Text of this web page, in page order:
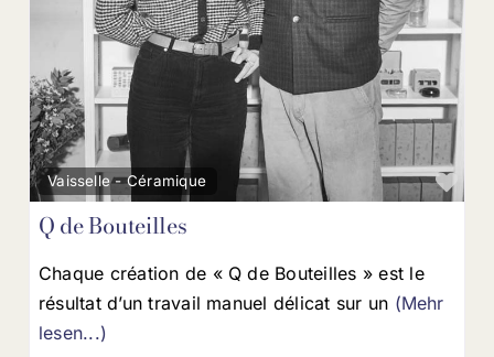
Vaisselle - Céramique
Q de Bouteilles
Chaque création de « Q de Bouteilles » est le
résultat d’un travail manuel délicat sur un (Mehr
lesen...)